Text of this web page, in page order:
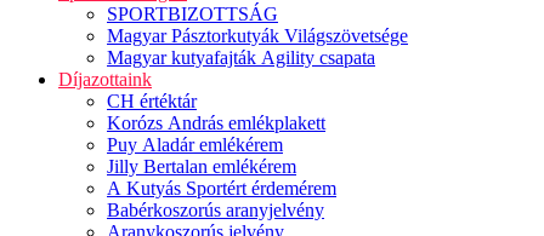
SPORTBIZOTTSÁG
Magyar Pásztorkutyák Világszövetsége
Magyar kutyafajták Agility csapata
Díjazottaink
CH értéktár
Korózs András emlékplakett
Puy Aladár emlékérem
Jilly Bertalan emlékérem
A Kutyás Sportért érdemérem
Babérkoszorús aranyjelvény
Aranykoszorús jelvény